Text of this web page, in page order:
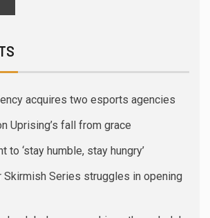
acquires two esports agencies
Uprising’s fall from grace
to ‘stay humble, stay hungry’
Skirmish Series struggles in opening